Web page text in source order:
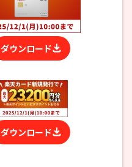
ダウンロード
ダウンロード